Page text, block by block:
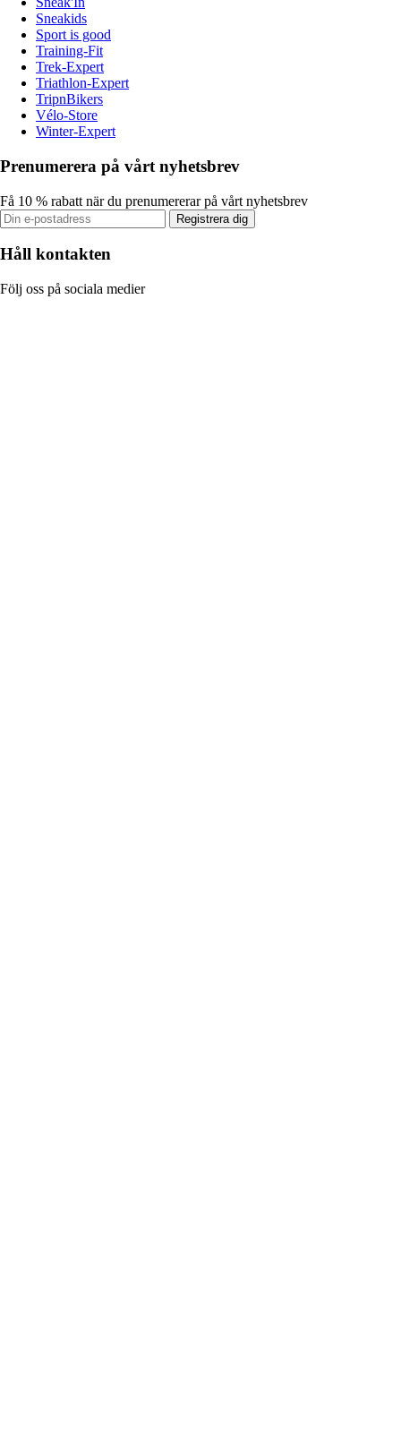
Sneakids
Sport is good
Training-Fit
Trek-Expert
Triathlon-Expert
TripnBikers
Vélo-Store
Winter-Expert
Prenumerera på vårt nyhetsbrev
Få 10 % rabatt när du prenumererar på vårt nyhetsbrev
Registrera dig
Håll kontakten
Följ oss på sociala medier